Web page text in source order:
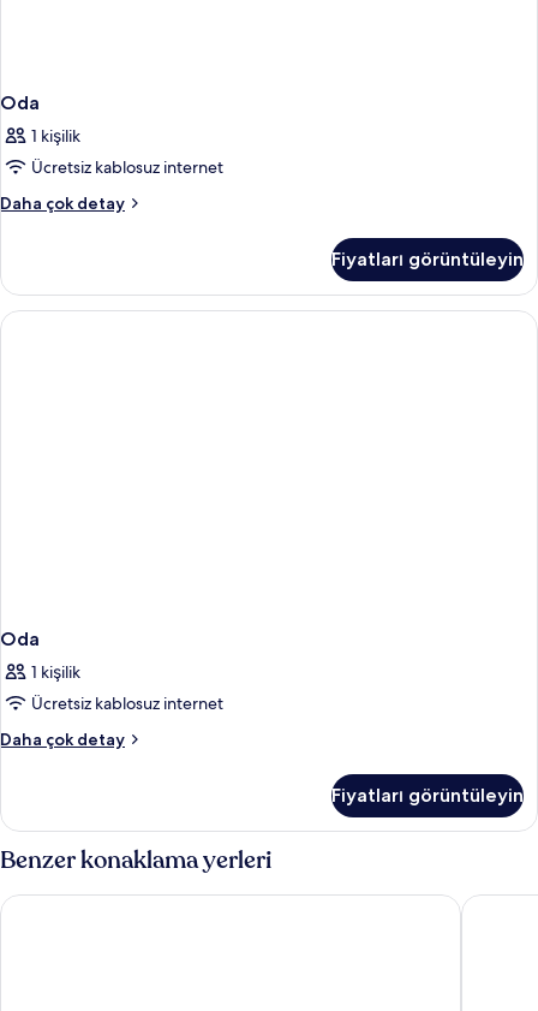
Oda
1 kişilik
Ücretsiz kablosuz internet
Daha çok detay
Oda
detay
Fiyatları görüntüleyin
Oda
1 kişilik
Ücretsiz kablosuz internet
Daha çok detay
Oda
detay
Fiyatları görüntüleyin
Benzer konaklama yerleri
AYZ Silvela - Auto check-in property Four